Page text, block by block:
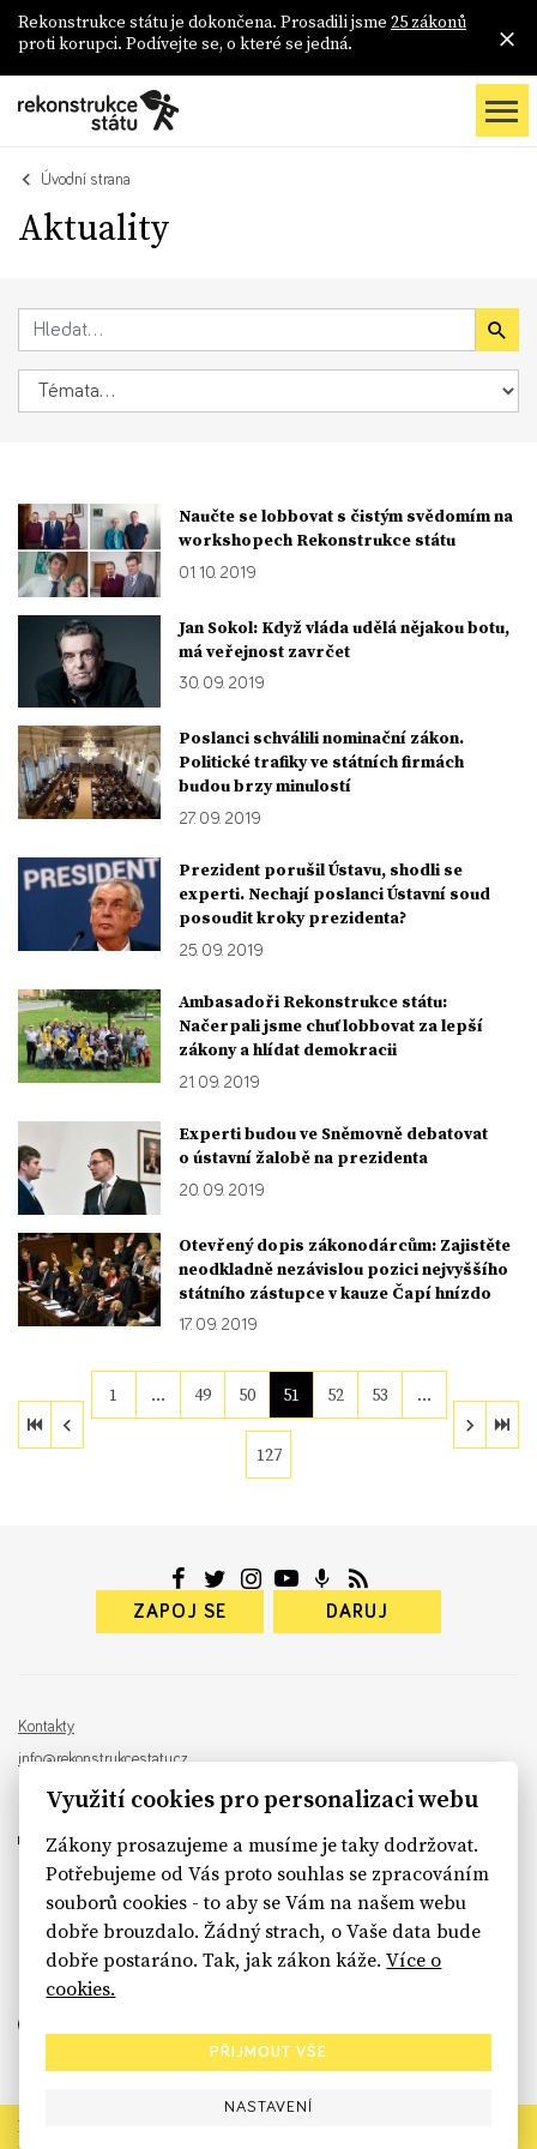
Rekonstrukce státu je dokončena. Prosadili jsme 25 zákonů
proti korupci. Podívejte se, o které se jedná.
Úvodní strana
Aktuality
Naučte se lobbovat s čistým svědomím na
workshopech Rekonstrukce státu
01. 10. 2019
Jan Sokol: Když vláda udělá nějakou botu,
má veřejnost zavrčet
30. 09. 2019
Poslanci schválili nominační zákon.
Politické trafiky ve státních firmách
budou brzy minulostí
27. 09. 2019
Prezident porušil Ústavu, shodli se
experti. Nechají poslanci Ústavní soud
posoudit kroky prezidenta?
25. 09. 2019
Ambasadoři Rekonstrukce státu:
Načerpali jsme chuť lobbovat za lepší
zákony a hlídat demokracii
21. 09. 2019
Experti budou ve Sněmovně debatovat
o ústavní žalobě na prezidenta
20. 09. 2019
Otevřený dopis zákonodárcům: Zajistěte
neodkladně nezávislou pozici nejvyššího
státního zástupce v kauze Čapí hnízdo
17. 09. 2019
1 … 49 50 51 52 53 …
127
ZAPOJ SE DARUJ
Kontakty
info@rekonstrukcestatu.cz
Návrh a vývoj: Sinfin , ilustrace:
sinfin.digital
Rekonstrukce státu končí. Její členské organizace však dál
Využití cookies pro personalizaci webu
Zákony prosazujeme a musíme je taky dodržovat.
Potřebujeme od Vás proto souhlas se zpracováním
souborů cookies - to aby se Vám na našem webu
dobře brouzdalo. Žádný strach, o Vaše data bude
dobře postaráno. Tak, jak zákon káže.Více o
cookies.
PŘIJMOUT VŠE
NASTAVENÍ